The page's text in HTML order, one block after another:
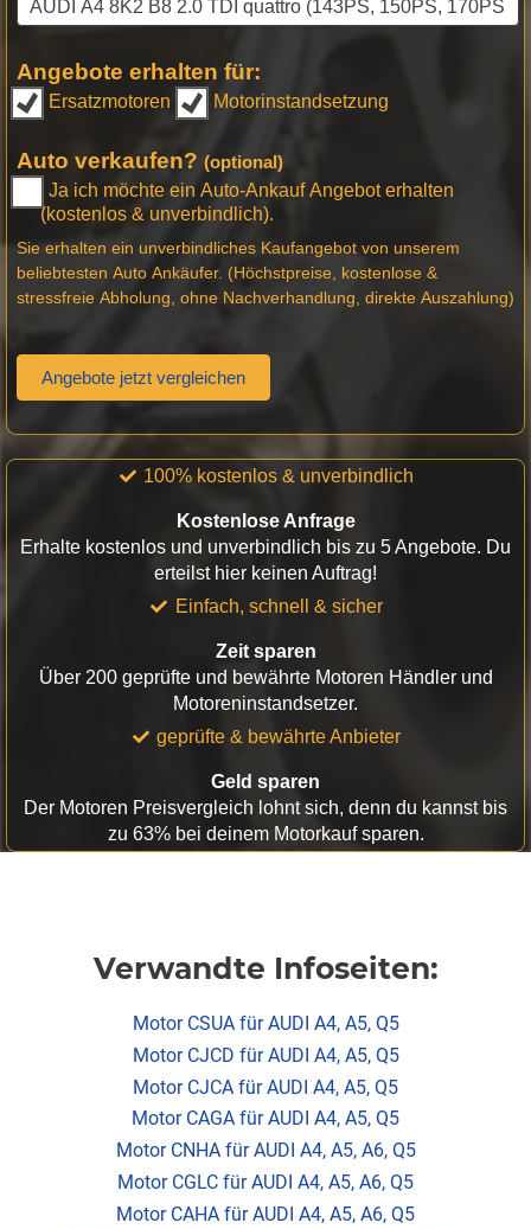
Angebote erhalten für:
Ersatzmotoren Motorinstandsetzung
Auto verkaufen? (optional)
Ja ich möchte ein Auto-Ankauf Angebot erhalten
(kostenlos & unverbindlich).
Sie erhalten ein unverbindliches Kaufangebot von unserem
beliebtesten Auto Ankäufer. (Höchstpreise, kostenlose &
stressfreie Abholung, ohne Nachverhandlung, direkte Auszahlung)
Angebote jetzt vergleichen
100% kostenlos & unverbindlich
Kostenlose Anfrage
Erhalte kostenlos und unverbindlich bis zu 5 Angebote. Du
erteilst hier keinen Auftrag!
Einfach, schnell & sicher
Zeit sparen
Über 200 geprüfte und bewährte Motoren Händler und
Motoreninstandsetzer.
geprüfte & bewährte Anbieter
Geld sparen
Der Motoren Preisvergleich lohnt sich, denn du kannst bis
zu 63% bei deinem Motorkauf sparen.
Verwandte Infoseiten:
Motor CSUA für AUDI A4, A5, Q5
Motor CJCD für AUDI A4, A5, Q5
Motor CJCA für AUDI A4, A5, Q5
Motor CAGA für AUDI A4, A5, Q5
Motor CNHA für AUDI A4, A5, A6, Q5
Motor CGLC für AUDI A4, A5, A6, Q5
Motor CAHA für AUDI A4, A5, A6, Q5